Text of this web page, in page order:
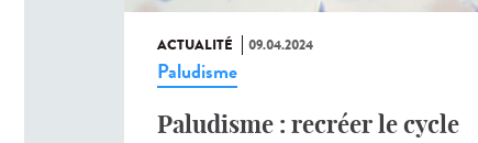
ACTUALITÉ 09.04.2024
Paludisme
Paludisme : recréer le cycle